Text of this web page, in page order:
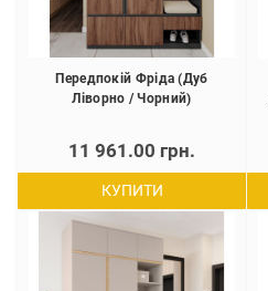
Передпокій Фріда (Дуб
Ліворно / Чорний)
11 961.00 грн.
КУПИТИ